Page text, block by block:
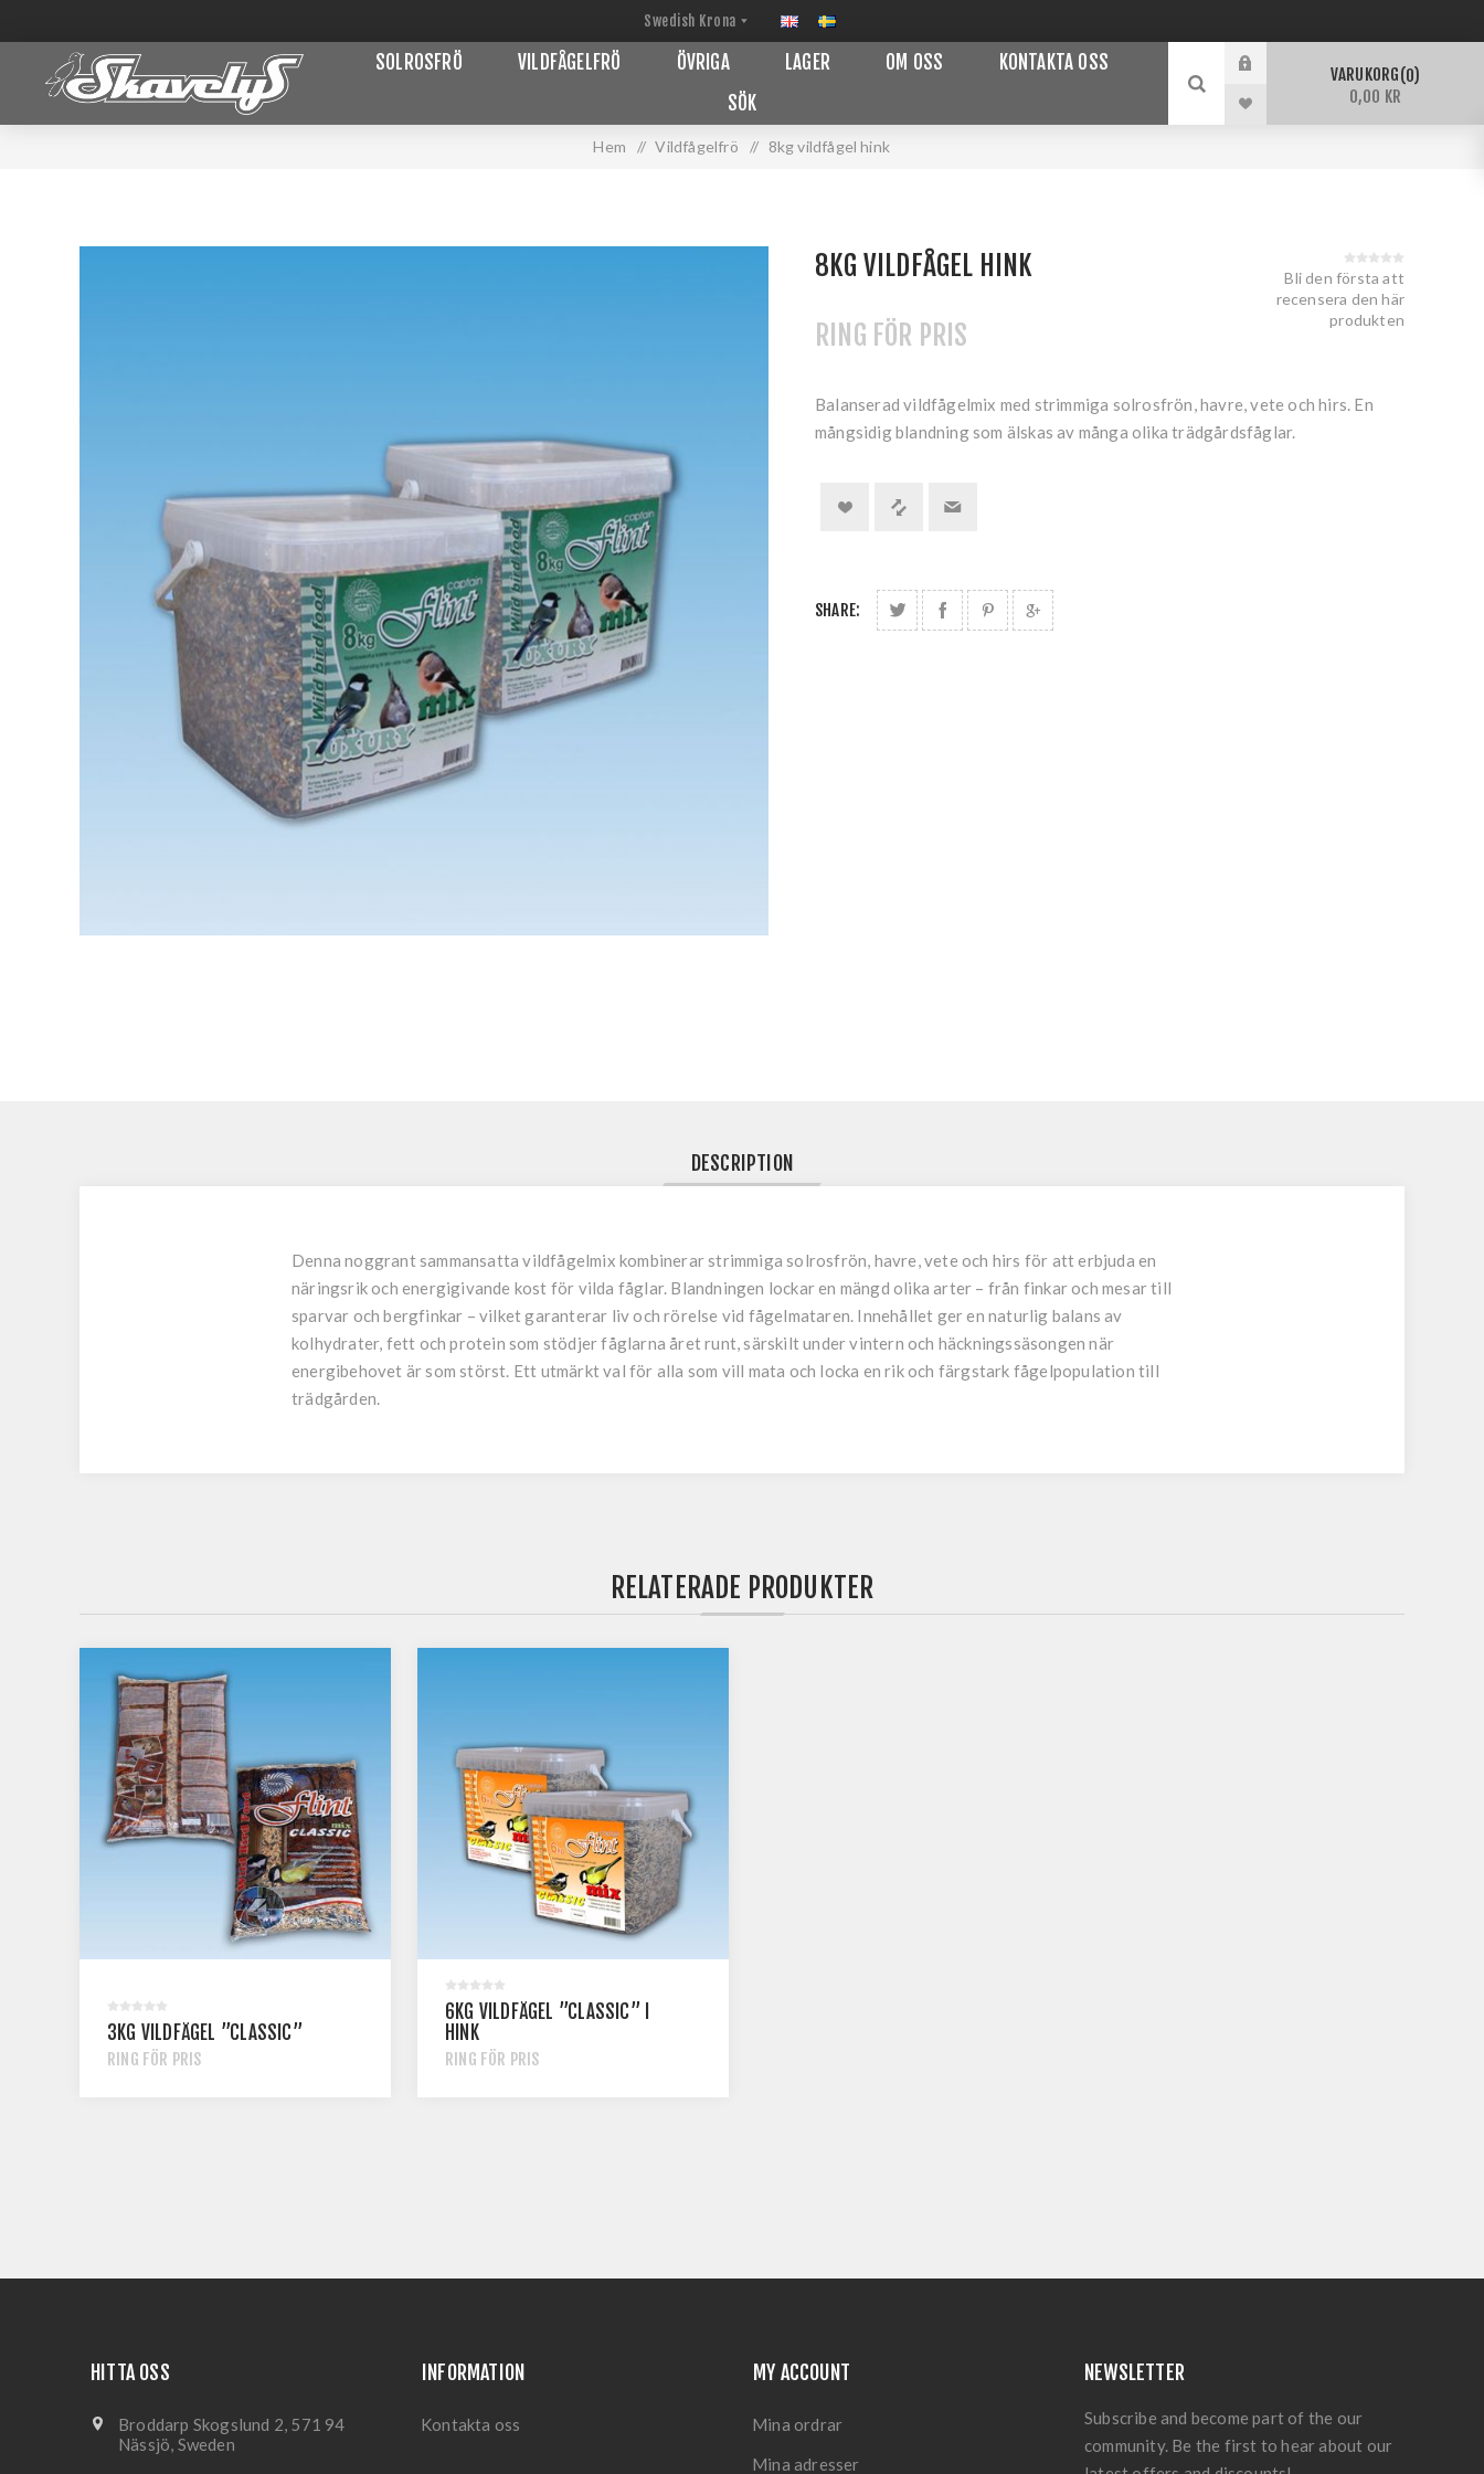
SOLROSFRÖ VILDFÅGELFRÖ ÖVRIGA LAGER OM OSS
KONTAKTA OSS
SÖK
VARUKORG 0
0,00 KR
Hem / Vildfågelfrö / 8kg vildfågel hink
8KG VILDFÅGEL HINK
Bli den första att
recensera den här
produkten
RING FÖR PRIS
Balanserad vildfågelmix med strimmiga solrosfrön, havre, vete och hirs. En
mångsidig blandning som älskas av många olika trädgårdsfåglar.
SHARE:
DESCRIPTION
Denna noggrant sammansatta vildfågelmix kombinerar strimmiga solrosfrön, havre, vete och hirs för att erbjuda en
näringsrik och energigivande kost för vilda fåglar. Blandningen lockar en mängd olika arter – från finkar och mesar till
sparvar och bergfinkar – vilket garanterar liv och rörelse vid fågelmataren. Innehållet ger en naturlig balans av
kolhydrater, fett och protein som stödjer fåglarna året runt, särskilt under vintern och häckningssäsongen när
energibehovet är som störst. Ett utmärkt val för alla som vill mata och locka en rik och färgstark fågelpopulation till
trädgården.
RELATERADE PRODUKTER
3KG VILDFÅGEL ’’CLASSIC’’
RING FÖR PRIS
6KG VILDFÅGEL ’’CLASSIC’’ I
HINK
RING FÖR PRIS
HITTA OSS
Broddarp Skogslund 2, 571 94
Nässjö, Sweden
INFORMATION
Kontakta oss
MY ACCOUNT
Mina ordrar
Mina adresser
NEWSLETTER
Subscribe and become part of the our
community. Be the first to hear about our